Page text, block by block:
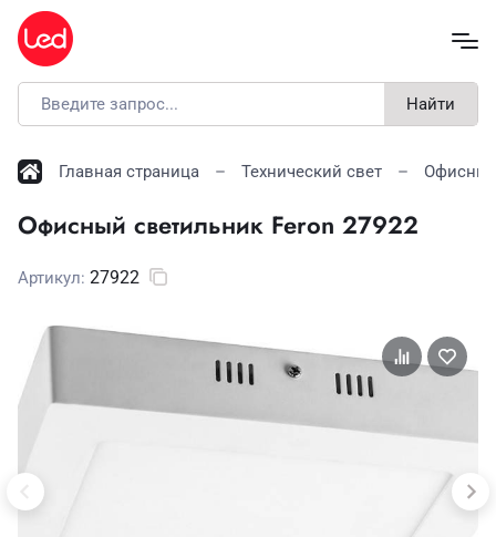
Найти
Главная страница Технический свет
Офисный светильник Feron 27922
Артикул: 27922